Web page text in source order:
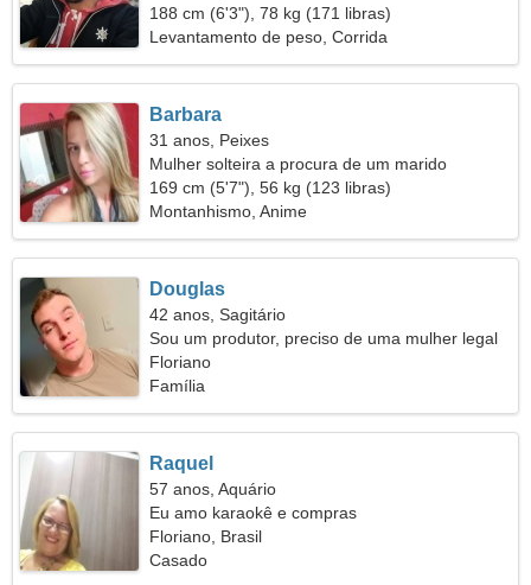
188 cm (6'3"), 78 kg (171 libras)
Levantamento de peso, Corrida
Barbara
31 anos, Peixes
Mulher solteira a procura de um marido
169 cm (5'7"), 56 kg (123 libras)
Montanhismo, Anime
Douglas
42 anos, Sagitário
Sou um produtor, preciso de uma mulher legal
Floriano
Família
Raquel
57 anos, Aquário
Eu amo karaokê e compras
Floriano, Brasil
Casado